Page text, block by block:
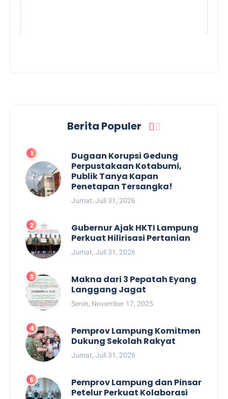
Berita Populer
Dugaan Korupsi Gedung
Perpustakaan Kotabumi,
Publik Tanya Kapan
Penetapan Tersangka!
Jumat, Juli 31, 2026
Gubernur Ajak HKTI Lampung
Perkuat Hilirisasi Pertanian
Jumat, Juli 31, 2026
Makna dari 3 Pepatah Eyang
Langgang Jagat
Senin, November 17, 2025
Pemprov Lampung Komitmen
Dukung Sekolah Rakyat
Jumat, Juli 31, 2026
Pemprov Lampung dan Pinsar
Petelur Perkuat Kolaborasi